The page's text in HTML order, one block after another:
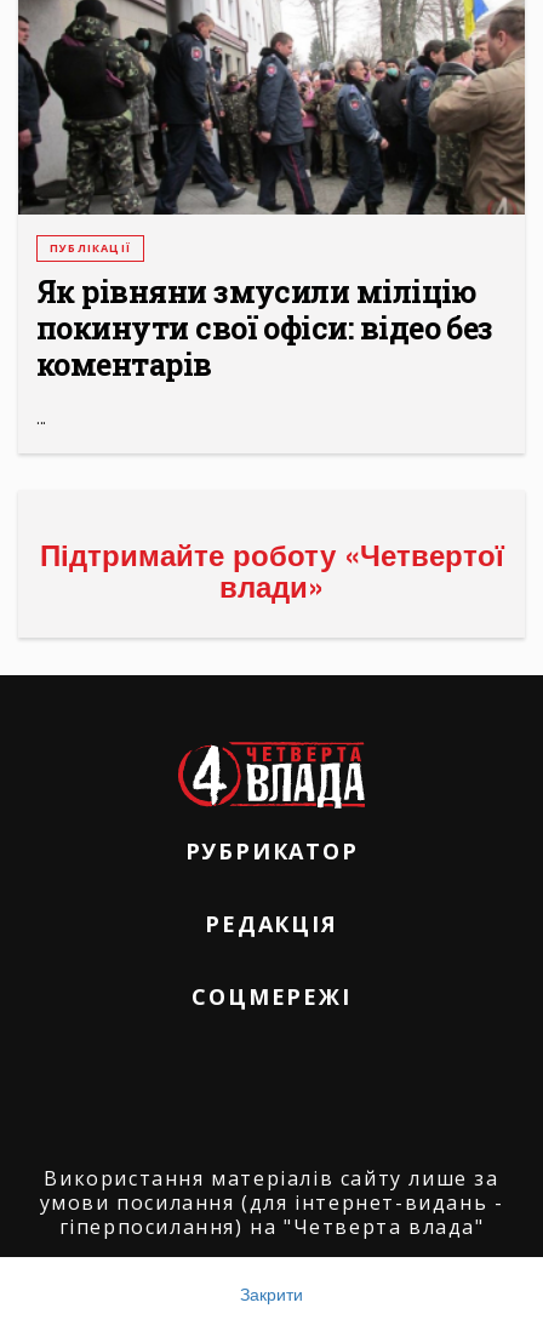
ПУБЛІКАЦІЇ
Як рівняни змусили міліцію
покинути свої офіси: відео без
коментарів
...
Підтримайте роботу «Четвертої
влади»
РУБРИКАТОР
РЕДАКЦІЯ
СОЦМЕРЕЖІ
Використання матеріалів сайту лише за
умови посилання (для інтернет-видань -
гіперпосилання) на "Четверта влада"
"Четверта влада": 2008-2026.
Закрити